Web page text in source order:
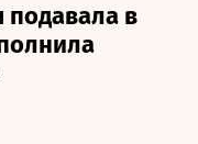
подавала в